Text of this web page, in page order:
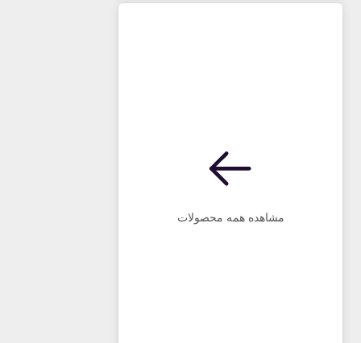
مشاهده همه محصولات